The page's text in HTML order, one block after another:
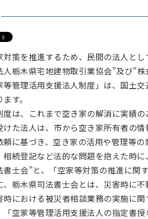
対策を推進するため、民間の法人と
人栃木県宅地建物取引業協会”及び”株
等管理活用支援法人制度」は、国土
す。
度は、これまで空き家の解消に実績
けた法人は、市から空き家所有者の
頼に基づき、空き家の活用や管理等の
相続登記など法的な問題を抱えた時
書士会”と、「空家等対策の推進に関
、栃木県司法書士会とは、災害時に
時における被災者相談業務の実施に
「空家等管理活用支援法人の指定書